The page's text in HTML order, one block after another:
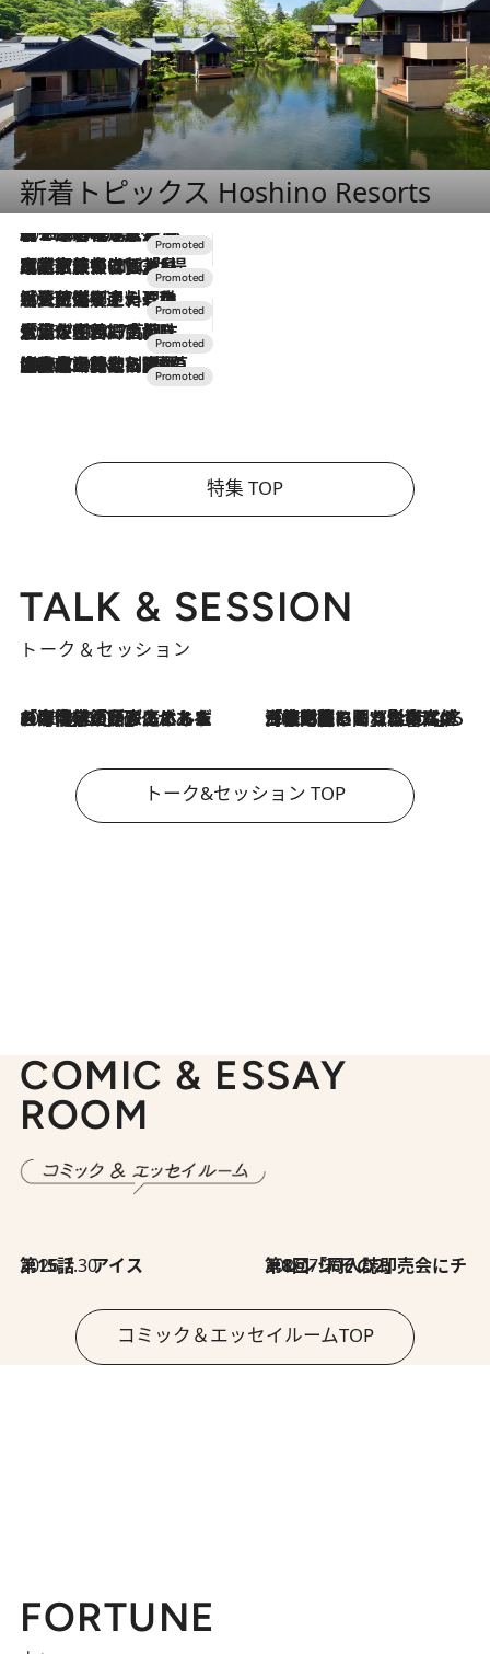
新着トピックス Hoshino Resorts
2026.8.7
【トンボの足水浴】ヒノキの香りに包まれて涼感マックス！約13℃の湧水かけ流しを避暑地「星野温泉 トンボの湯」で体験
2026.7.31
【ホテル帰省】という選択肢をOMOが提案。家族とほどよい距離を保つには「昼は実家、夜は気兼ねなくホテルで！」
2026.7.24
【夏限定ディナーコース】旬を迎える稚鮎や花ズッキーニなどをイタリア・トスカーナの郷土料理の手法で満喫！
2026.7.17
「土佐和ハーブかき氷」がOMO7高知に登場！生姜、山椒、大葉など目にも舌にも涼を呼ぶ郷土の味
2026.7.10
NEW OPEN！【界 草津】名湯の地に誕生。趣の異なる2種の温泉と上州ならではの会席・蕎麦割烹など美食を味わう究極の癒やし旅
特集 TOP
TALK & SESSION
トーク＆セッション
2026.8.3
「今後値上げがあるとすれば…」「リスクがあるのは今年の冬」エネルギー専門家が語る、ホルムズ海峡封鎖が家庭にもたらす“ある心配” 2026.8.3
「住宅建てられない…」「サーチャージ料の高値が続いている」ホルムズ海峡封鎖による影響はいつまで続く？《エネルギー専門家に聞く“どうなる日本の暮らし”》
トーク&セッション TOP
COMIC & ESSAY
ROOM
2026.7.30
第15話 アイス 2026.7.30
第8回「同人誌即売会にチャレンジ その2」
コミック＆エッセイルームTOP
FORTUNE